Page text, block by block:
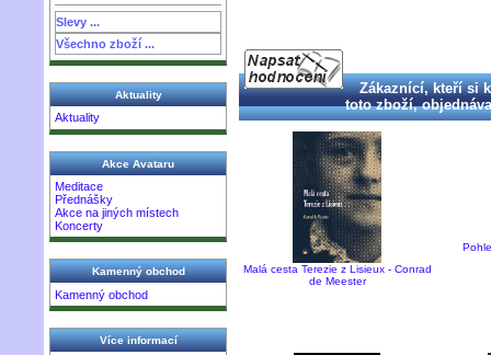
Slevy ...
Všechno zboží ...
Aktuality
Aktuality
Akce Avataru
Meditace
Přednášky
Akce na jiných místech
Koncerty
Kamenný obchod
Kamenný obchod
Více informací
Zákaznící, kteří si
toto zboží,
Malá cesta Terezie z Lisieux - Conrad
de Meester